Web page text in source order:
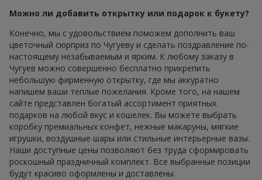
Можно ли добавить открытку или подарок к букету?
Конечно, мы с удовольствием поможем дополнить ваш
цветочный сюрприз по Чугуеву и сделать поздравление по-
настоящему незабываемым и ярким. К любому заказу в
Чугуев можно совершенно бесплатно прикрепить
небольшую фирменную открытку, где мы аккуратно
напишем ваши теплые пожелания. Кроме того, на нашем
сайте представлен богатый ассортимент приятных
подарков на любой вкус и кошелек. Вы можете выбрать
коробку премиальных конфет, нежные макаруны, мягкие
игрушки, воздушные шары или стильные интерьерные вазы.
Наши доступные цены позволяют без труда сформировать
роскошный праздничный комплект. Все выбранные позиции
будут красиво оформлены и доставлены.